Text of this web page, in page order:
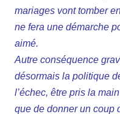
mariages vont tomber
ne fera une démarche
aimé.
Autre conséquence
désormais la politique
l’échec, être pris la
que de donner un coup